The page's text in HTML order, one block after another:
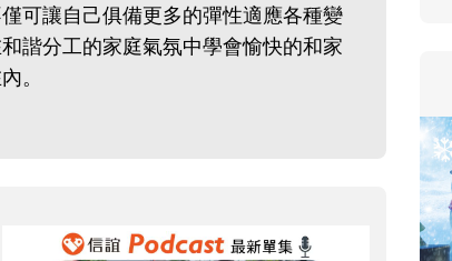
可讓自己俱備更多的彈性適應各種變
諧分工的家庭氣氛中學會愉快的和家
。